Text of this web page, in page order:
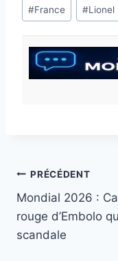
la#France #Lionel
Navigation
de
l’article
PRÉCÉDENT
Mondial 2026 :
rouge d’Embolo
scandale